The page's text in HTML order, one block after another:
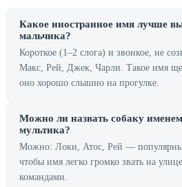
Какое иностранное имя лучше
мальчика?
Короткое (1–2 слога) и звонкое, не
Макс, Рей, Джек, Чарли. Такое имя
оно хорошо слышно на прогулке.
Можно ли назвать собаку
мультика?
Можно: Локи, Атос, Рей —
чтобы имя легко громко звать на
командами.